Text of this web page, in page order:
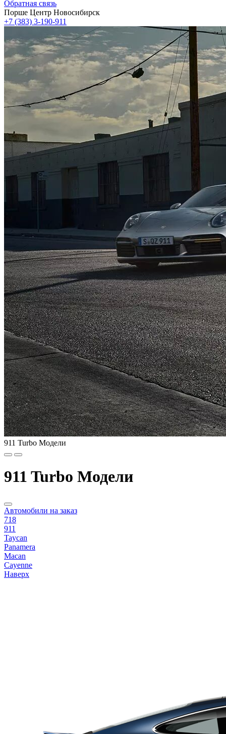
Обратная связь
Порше Центр Новосибирск
+7 (383) 3-190-911
911 Turbo Модели
911 Turbo Модели
Автомобили на заказ
718
911
Taycan
Panamera
Macan
Cayenne
Наверх